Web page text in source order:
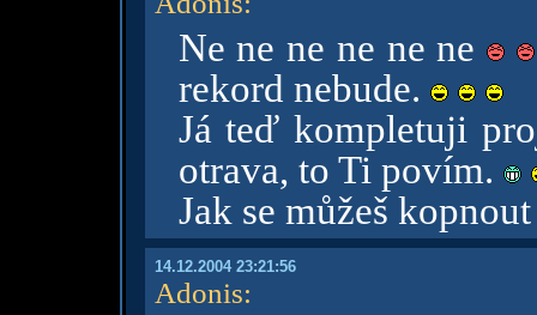
Ne ne ne ne ne ne
rekord nebude.
Já teď kompletuji
otrava, to Ti povím.
Jak se můžeš
14.12.2004 23:21:56
Adonis: